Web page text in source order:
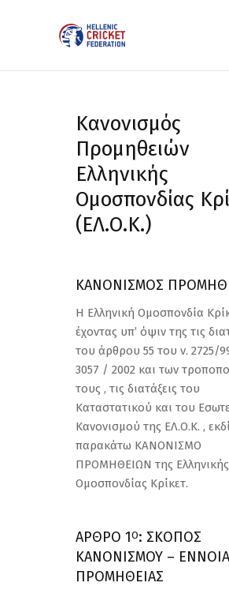
Κανονισμός
Προμηθειών
Ελληνικής
Ομοσπονδίας
(ΕΛ.Ο.Κ.)
ΚΑΝΟΝΙΣΜΟΣ
Η Ελληνική Ομοσπονδία
έχοντας υπ’ όψιν της τις
του άρθρου 55 του ν. 2725/
3057 / 2002 και των
τους , τις διατάξεις του
Καταστατικού και του
Κανονισμού της ΕΛ.Ο.Κ. ,
παρακάτω ΚΑΝΟΝΙΣΜΟ
ΠΡΟΜΗΘΕΙΩΝ της Ελληνικής
Ομοσπονδίας Κρίκετ.
ΑΡΘΡΟ 1Ο: ΣΚΟΠΟΣ
ΚΑΝΟΝΙΣΜΟΥ – ΕΝΝΟΙΑ
ΠΡΟΜΗΘΕΙΑΣ